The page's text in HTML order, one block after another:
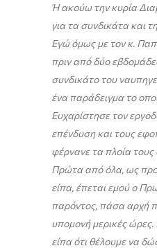
Ή ακούω την κυρία
για τα συνδικάτα και
Εγώ όμως με τον κ.
πριν από δύο
συνδικάτο του
ένα παράδειγμα το
Ευχαρίστησε τον
επένδυση και τους
φέρνανε τα πλοία τους
Πρώτα από όλα, ως
είπα, έπεται εμού ο
παρόντος, πάσα αρχή
υπομονή μερικές
είπα ότι θέλουμε να